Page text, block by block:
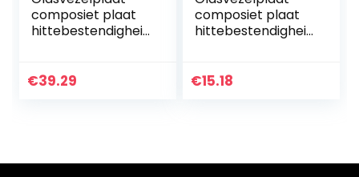
composiet plaat
hittebestendigheid
isolatiepad,
€39.29
composiet plaat
hittebestendigheid
isolatiepad,
€15.18